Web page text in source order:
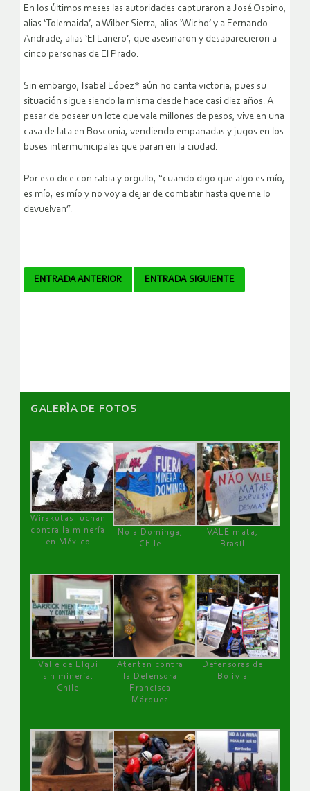
En los últimos meses las autoridades capturaron a José Ospino,
alias ‘Tolemaida’, a Wilber Sierra, alias ‘Wicho’ y a Fernando
Andrade, alias ‘El Lanero’, que asesinaron y desaparecieron a
cinco personas de El Prado.
Sin embargo, Isabel López* aún no canta victoria, pues su
situación sigue siendo la misma desde hace casi diez años. A
pesar de poseer un lote que vale millones de pesos, vive en una
casa de lata en Bosconia, vendiendo empanadas y jugos en los
buses intermunicipales que paran en la ciudad.
Por eso dice con rabia y orgullo, “cuando digo que algo es mío,
es mío, es mío y no voy a dejar de combatir hasta que me lo
devuelvan”.
Navegador
ENTRADA ANTERIOR ENTRADA SIGUIENTE
GALERÌA DE FOTOS
Wirakutas luchan
contra la minería
en México
No a Dominga,
Chile
VALE mata,
Brasil
Valle de Elqui
sin minería.
Chile
Atentan contra
la Defensora
Francisca
Márquez
Defensoras de
Bolivia